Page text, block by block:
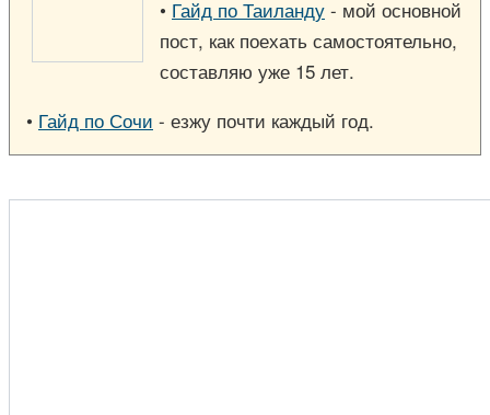
• Гайд по Таиланду - мой основной
пост, как поехать самостоятельно,
составляю уже 15 лет.
• Гайд по Сочи - езжу почти каждый год.